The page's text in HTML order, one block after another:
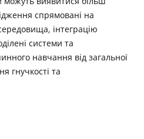
спрямовані на
інтеграцію
системи та
навчання від загальної
гнучкості та